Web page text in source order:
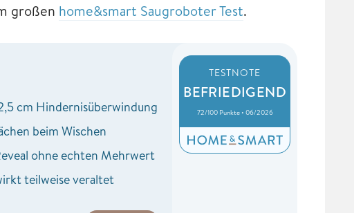
großen home&smart Saugroboter Test.
cm Hindernisüberwindung
beim Wischen
ohne echten Mehrwert
teilweise veraltet
TESTNOTE
BEFRIEDIGEND
72/100 Punkte • 06/2026